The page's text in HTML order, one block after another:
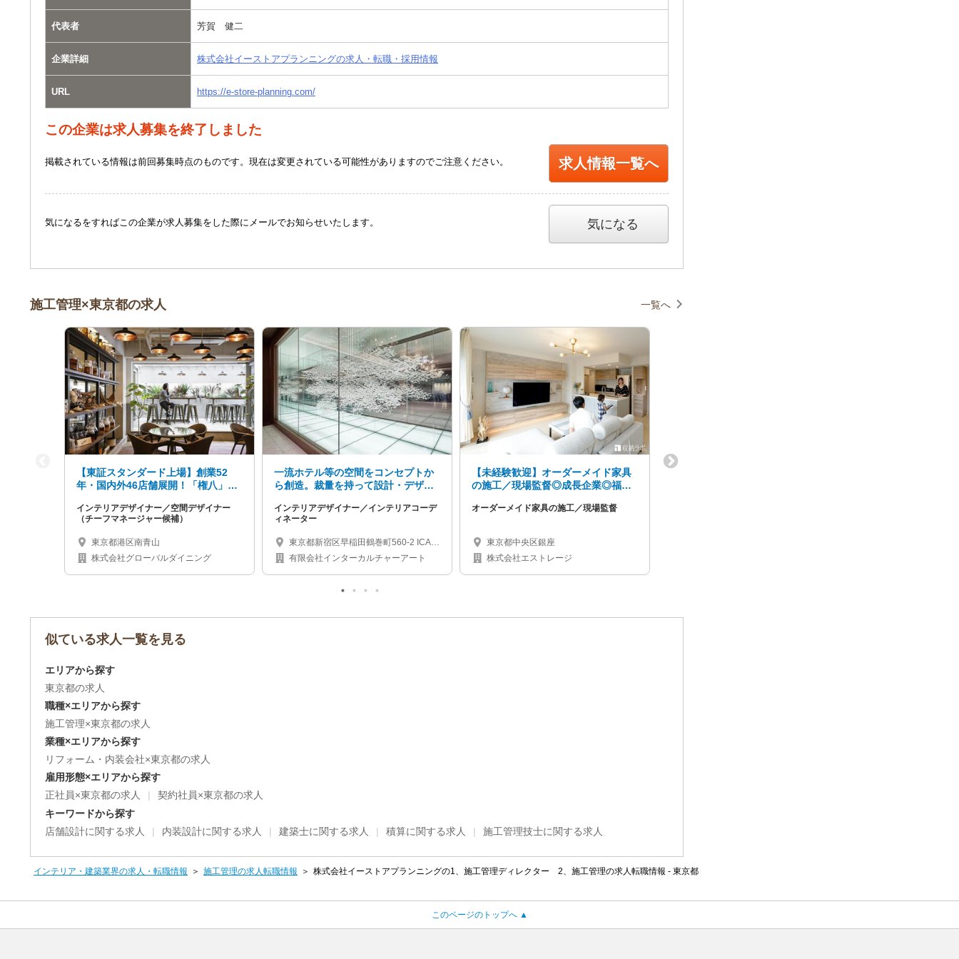
代表者 芳賀 健二
企業詳細 株式会社イーストアプランニングの求人・転職・採用情報
URL https://e-store-planning.com/
この企業は求人募集を終了しました
掲載されている情報は前回募集時点のものです。現在は変更されている可能性がありますのでご注意ください。 求人情報一覧へ
気になるをすればこの企業が求人募集をした際にメールでお知らせいたします。 気になる
施工管理×東京都の求人 一覧へ
【東証スタンダード上場】創業52
年・国内外46店舗展開！「権八」
る空間デザイナー
インテリアデザイナー／空間デザイナー
（チーフマネージャー候補）
東京都港区南青山
株式会社グローバルダイニング
一流ホテル等の空間をコンセプトか
ら創造。裁量を持って設計・デザイ
インテリアデザイナー／インテリアコーデ
ィネーター
東京都新宿区早稲田鶴巻町560-2 ICAビ
ル3F
有限会社インターカルチャーアート
【未経験歓迎】オーダーメイド家具
の施工／現場監督◎成長企業◎福祉
オーダーメイド家具の施工／現場監督
東京都中央区銀座
株式会社エストレージ
似ている求人一覧を見る
エリアから探す
東京都の求人
職種×エリアから探す
施工管理×東京都の求人
業種×エリアから探す
リフォーム・内装会社×東京都の求人
雇用形態×エリアから探す
正社員×東京都の求人
契約社員×東京都の求人
キーワードから探す
店舗設計に関する求人
内装設計に関する求人 建築士に関する求人 積算に関する求人 施工管理技士に関する求人
インテリア・建築業界の求人・転職情報 施工管理の求人転職情報 株式会社イーストアプランニングの1、施工管理ディレクター 2、施工管理の求人転職情報 - 東京都
このページのトップへ ▲